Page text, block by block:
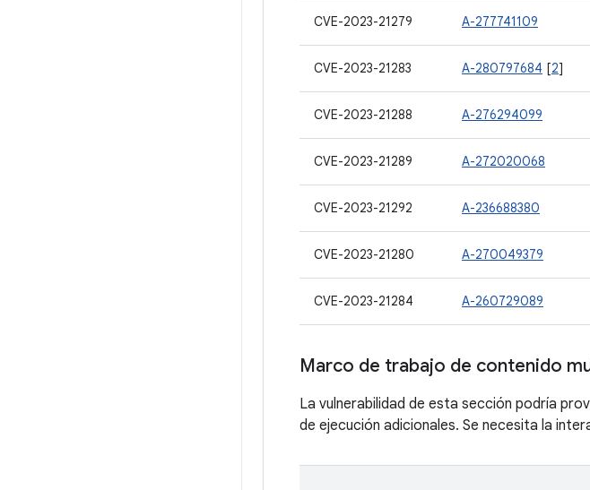
CVE-2023-21279 A-277741109
CVE-2023-21283 A-280797684 [2]
CVE-2023-21288 A-276294099
CVE-2023-21289 A-272020068
CVE-2023-21292 A-236688380
CVE-2023-21280 A-270049379
CVE-2023-21284 A-260729089
Marco de trabajo de contenido
La vulnerabilidad de esta sección podría
de ejecución adicionales. Se necesita la